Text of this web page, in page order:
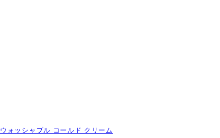
ウォッシャブル コールド クリーム